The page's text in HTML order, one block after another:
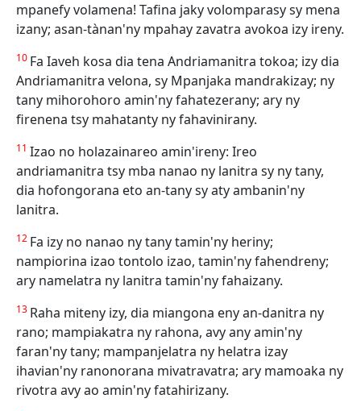
mpanefy volamena! Tafina jaky volomparasy sy mena
izany; asan-tànan'ny mpahay zavatra avokoa izy ireny.
10 Fa Iaveh kosa dia tena Andriamanitra tokoa; izy dia
Andriamanitra velona, sy Mpanjaka mandrakizay; ny
tany mihorohoro amin'ny fahatezerany; ary ny
firenena tsy mahatanty ny fahavinirany.
11 Izao no holazainareo amin'ireny: Ireo
andriamanitra tsy mba nanao ny lanitra sy ny tany,
dia hofongorana eto an-tany sy aty ambanin'ny
lanitra.
12 Fa izy no nanao ny tany tamin'ny heriny;
nampiorina izao tontolo izao, tamin'ny fahendreny;
ary namelatra ny lanitra tamin'ny fahaizany.
13 Raha miteny izy, dia miangona eny an-danitra ny
rano; mampiakatra ny rahona, avy any amin'ny
faran'ny tany; mampanjelatra ny helatra izay
ihavian'ny ranonorana mivatravatra; ary mamoaka ny
rivotra avy ao amin'ny fatahirizany.